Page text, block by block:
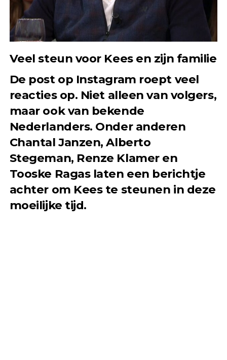
Veel steun voor Kees en zijn familie
De post op Instagram roept veel
reacties op. Niet alleen van volgers,
maar ook van bekende
Nederlanders. Onder anderen
Chantal Janzen, Alberto
Stegeman, Renze Klamer en
Tooske Ragas laten een berichtje
achter om Kees te steunen in deze
moeilijke tijd.